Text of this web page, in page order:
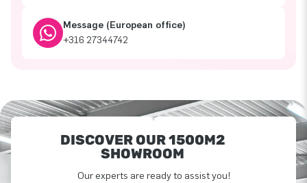
Message (European office)
+316 27344742
DISCOVER OUR 1500M2
SHOWROOM
Our experts are ready to assist you!